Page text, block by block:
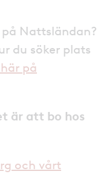
Nattsländan?
du söker plats
på
är att bo hos
och vårt